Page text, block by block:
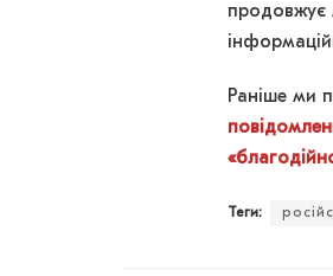
продовжує
Раніше ми
Теги: